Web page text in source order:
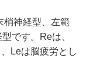
神経型、左範
です。Reは、
Leは脳疲労とし